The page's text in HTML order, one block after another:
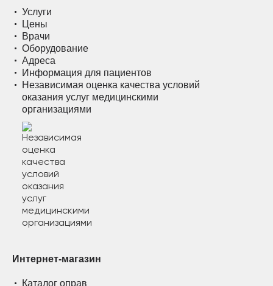
Услуги
Цены
Врачи
Оборудование
Адреса
Информация для пациентов
Независимая оценка качества условий
оказания услуг медицинскими
организациями
Интернет-магазин
Каталог оправ